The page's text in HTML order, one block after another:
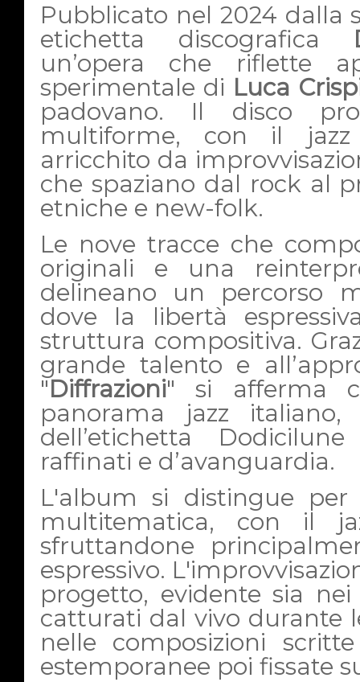
Pubblicato nel 2024 dalla
etichetta discografica
un’opera che riflette
sperimentale di Luca
padovano. Il disco
multiforme, con il jazz
arricchito da
che spaziano dal rock al
etniche e new-folk.
Le nove tracce che
originali e una
delineano un percorso
dove la libertà
struttura compositiva.
grande talento e
"Diffrazioni" si afferma
panorama jazz
dell’etichetta
raffinati e d’avanguardia.
L'album si distingue
multitematica, con il
sfruttandone
espressivo.
progetto, evidente sia
catturati dal vivo durante
nelle composizioni
estemporanee poi fissate